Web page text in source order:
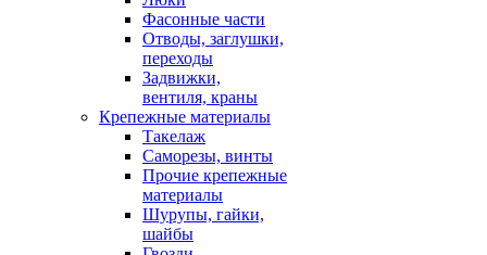
Фасонные части
Отводы, заглушки,
переходы
Задвижки,
вентиля, краны
Крепежные материалы
Такелаж
Саморезы, винты
Прочие крепежные
материалы
Шурупы, гайки,
шайбы